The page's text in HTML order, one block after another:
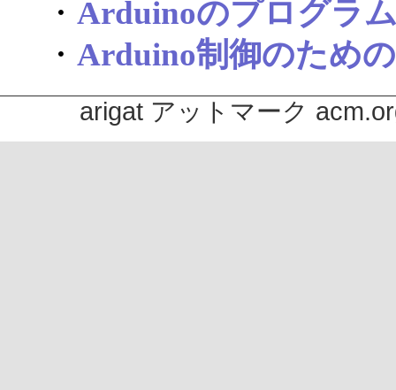
・ Arduinoのプログラ
・ Arduino制御のため
arigat アットマーク